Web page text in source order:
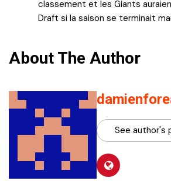
classement et les Giants
Draft si la saison se terminait
About The Author
See author's